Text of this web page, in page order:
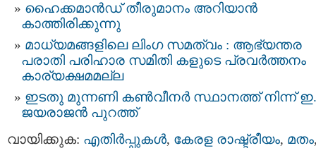
ഹൈക്കമാൻഡ് തീരുമാനം അറിയാൻ
കാത്തിരിക്കുന്നു
മാധ്യമങ്ങളിലെ ലിംഗ സമത്വം : ആഭ്യന്തര
പരാതി പരിഹാര സമിതി കളുടെ പ്രവർത്തനം
കാര്യക്ഷമമല്ല
ഇടതു മുന്നണി കണ്‍വീനര്‍ സ്ഥാനത്ത് നിന്ന് ഇ.
ജയരാജന്‍ പുറത്ത്‌
വായിക്കുക: എതിര്‍പ്പുകള്‍, കേരള രാഷ്ട്രീയം, മതം